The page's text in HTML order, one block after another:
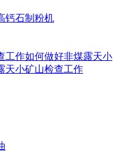
钙石制粉机
工作如何做好非煤露天小
天小矿山检查工作